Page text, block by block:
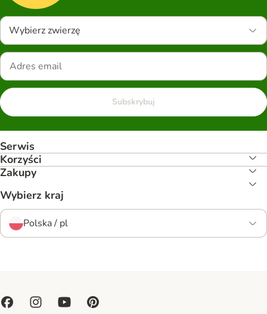
Wybierz zwierzę
Subskrybuj
Serwis
Korzyści
Zakupy
Wybierz kraj
Polska / pl